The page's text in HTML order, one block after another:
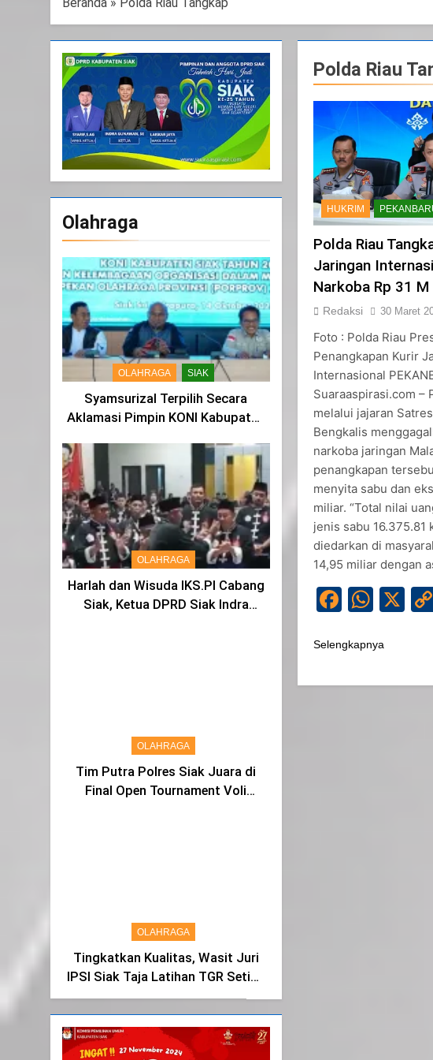
Beranda » Polda Riau Tangkap
Olahraga
OLAHRAGA SIAK
Syamsurizal Terpilih Secara
Aklamasi Pimpin KONI Kabupaten
OLAHRAGA
Harlah dan Wisuda IKS.PI Cabang
Siak, Ketua DPRD Siak Indra
OLAHRAGA
Tim Putra Polres Siak Juara di
Final Open Tournament Voli
OLAHRAGA
Tingkatkan Kualitas, Wasit Juri
IPSI Siak Taja Latihan TGR Setiap
Tiga Bulan Sekali
Polda Riau
HUKRIM
Polda Riau
Jaringan
Narkoba Rp 31
Redaksi 30 Maret
Foto : Polda Riau
Penangkapan Kurir
Internasional
Suaraaspirasi.com –
melalui jajaran
Bengkalis
narkoba jaringan
penangkapan
menyita sabu dan
miliar. “Total nilai
jenis sabu 16.375.81
diedarkan di
14,95 miliar dengan
X
Selengkapnya